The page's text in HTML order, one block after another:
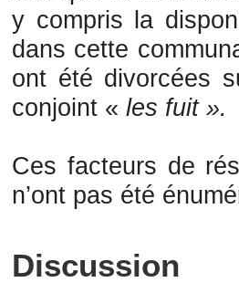
y compris la
dans cette
ont été divorcées
conjoint «les fuit ».
Ces facteurs de
n’ont pas été
Discussion